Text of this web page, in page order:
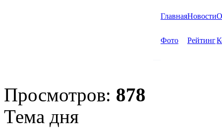
ГлавнаяНовости
Фото Рейтинг
Просмотров: 878
Тема дня